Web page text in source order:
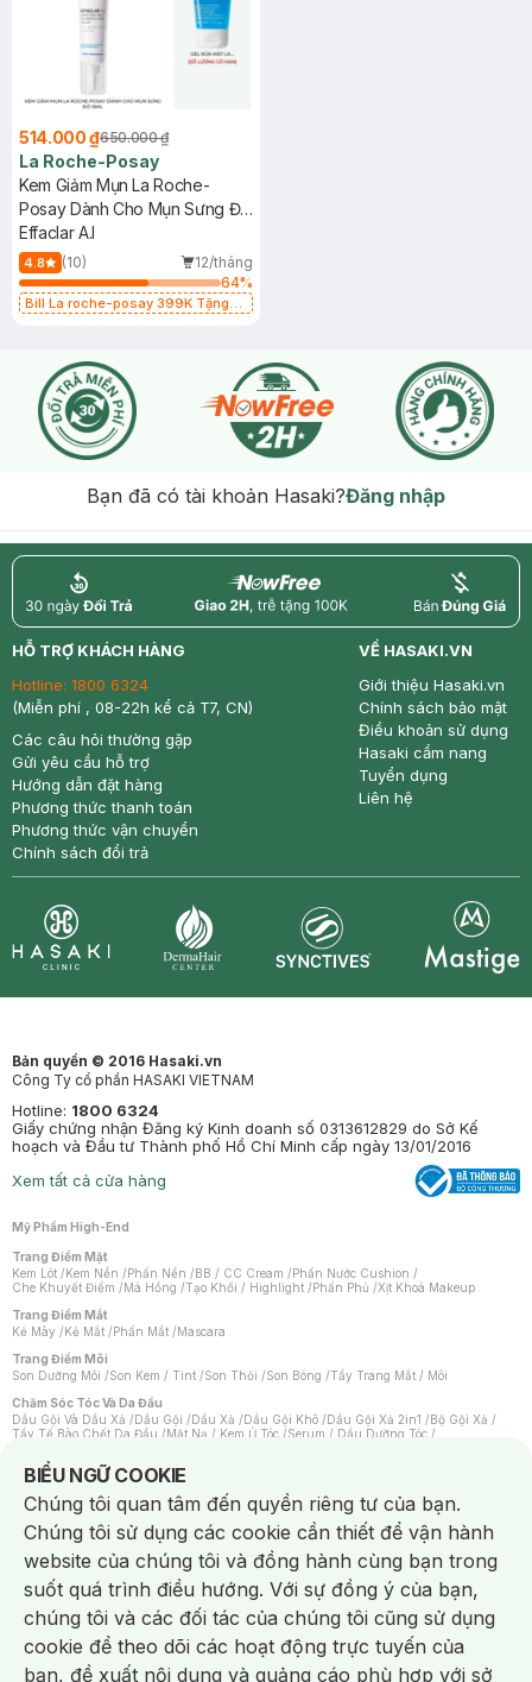
514.000 ₫650.000 ₫
La Roche-Posay
Kem Giảm Mụn La Roche-
Posay Dành Cho Mụn Sưng Đỏ
15ml
Effaclar A.I
4.8 (10)
12/tháng
64%
Bill La roche-posay 399K Tặng
Bạn đã có tài khoản Hasaki?Đăng nhập
return nowfree price
HỖ TRỢ KHÁCH HÀNG
Hotline: 1800 6324
(Miễn phí , 08-22h kể cả T7, CN)
Các câu hỏi thường gặp
Gửi yêu cầu hỗ trợ
Hướng dẫn đặt hàng
Phương thức thanh toán
Phương thức vận chuyển
Chính sách đổi trả
VỀ HASAKI.VN
Giới thiệu Hasaki.vn
Chính sách bảo mật
Điều khoản sử dụng
Hasaki cẩm nang
Tuyển dụng
Liên hệ
Bản quyền © 2016 Hasaki.vn
Công Ty cổ phần HASAKI VIETNAM
Hotline: 1800 6324
Giấy chứng nhận Đăng ký Kinh doanh số 0313612829 do Sở Kế
hoạch và Đầu tư Thành phố Hồ Chí Minh cấp ngày 13/01/2016
Xem tất cả cửa hàng
Mỹ Phẩm High-End
Trang Điểm Mặt
Kem Lót /Kem Nền /Phấn Nền /BB / CC Cream /Phấn Nước Cushion /
Che Khuyết Điểm /Má Hồng /Tạo Khối / Highlight /Phấn Phủ /Xịt Khoá Makeup
Trang Điểm Mắt
Kẻ Mày /Kẻ Mắt /Phấn Mắt /Mascara
Trang Điểm Môi
Son Dưỡng Môi /Son Kem / Tint /Son Thỏi /Son Bóng /Tẩy Trang Mắt / Môi
Chăm Sóc Tóc Và Da Đầu
Dầu Gội Và Dầu Xả /Dầu Gội /Dầu Xả /Dầu Gội Khô /Dầu Gội Xả 2in1 /Bộ Gội Xả /
Tẩy Tế Bào Chết Da Đầu /Mặt Nạ / Kem Ủ Tóc /Serum / Dầu Dưỡng Tóc /
Máy Sấy Tóc
Lược
Kem Tẩy Lông/Dụng Cụ Tẩy Lông
Nước Hoa
Nước Hoa Nam Nước Hoa Cao Cấp Xịt Thơm Toàn Thân
Nước Hoa Vùng Kín
Chăm Sóc Cá Nhân
Chống Muỗi
Khẩu Trang Máy Massage Mặt Nạ Xông Hơi/Nước Rửa Tay
Sản Phẩm Chăm Sóc Khác/ Bàn Chải Đánh Răng /Bàn Chải Điện/
Hỗ Trợ Trắng Răng / Kem Đánh Răng Máy Tăm Nước Nước Súc Miệng
Tăm / Chỉ Nha Khoa /Xịt Thơm Miệng / Dung Dịch Vệ Sinh/Dưỡng Vùng Kín/
Khăn Ướt Vệ Sinh Vùng Kín
/Băng Vệ Sinh Tampon Bọt Cạo Râu Dao Cạo Râu/
BIỂU NGỮ COOKIE
Notice about cookies usage
Chúng tôi quan tâm đến quyền riêng tư của bạn.
Chúng tôi sử dụng các cookie cần thiết để vận hành
website của chúng tôi và đồng hành cùng bạn trong
suốt quá trình điều hướng. Với sự đồng ý của bạn,
chúng tôi và các đối tác của chúng tôi cũng sử dụng
cookie để theo dõi các hoạt động trực tuyến của
bạn, đề xuất nội dung và quảng cáo phù hợp với sở